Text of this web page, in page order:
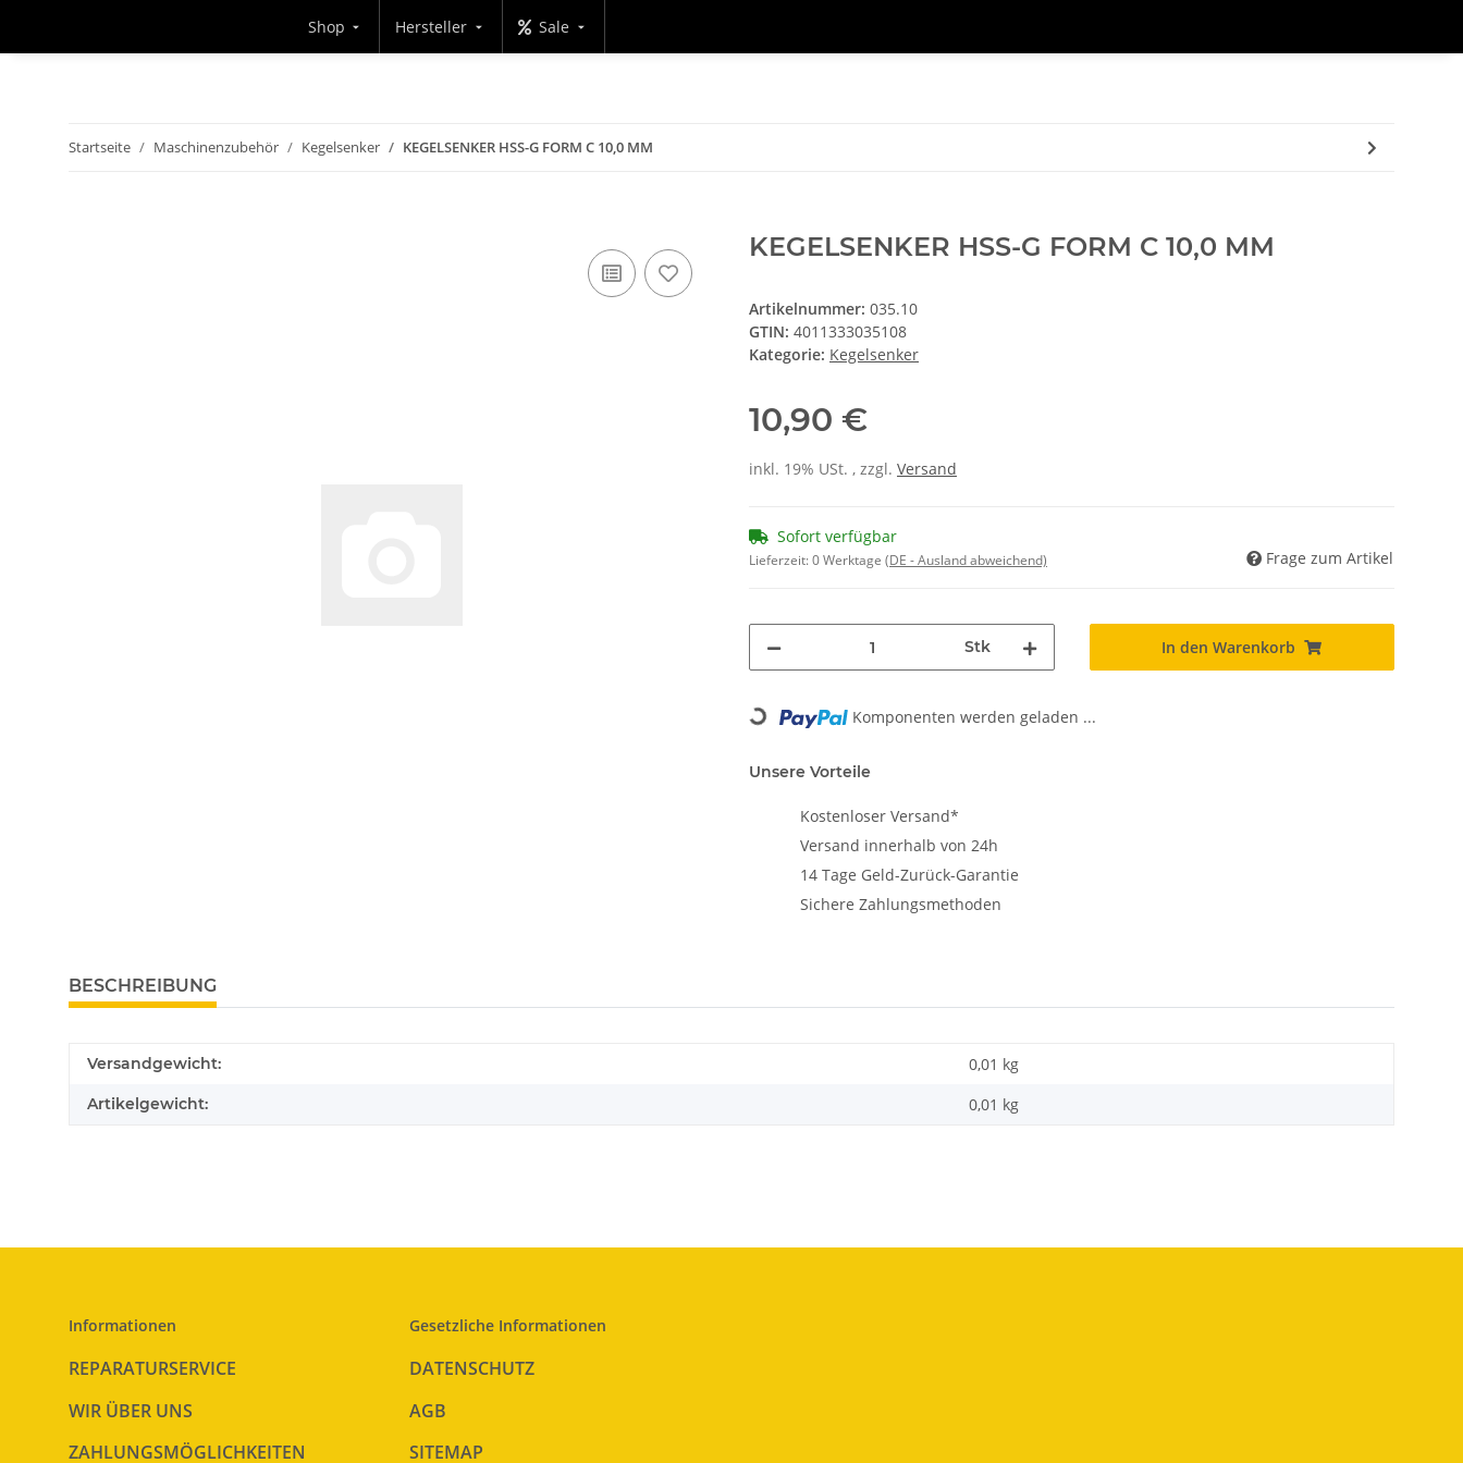
Shop Hersteller Sale
Startseite Maschinenzubehör Kegelsenker KEGELSENKER HSS-G FORM C 10,0 MM
KEGELSENKER HSS-G FORM C 10,0 MM
Artikelnummer: 035.10
GTIN: 4011333035108
Kategorie: Kegelsenker
10,90 €
inkl. 19% USt. , zzgl. Versand
Sofort verfügbar
Lieferzeit:0 Werktage (DE - Ausland abweichend) Frage zum Artikel
Stk In den Warenkorb
Loading... Komponenten werden geladen ...
Unsere Vorteile
Kostenloser Versand*
Versand innerhalb von 24h
14 Tage Geld-Zurück-Garantie
Sichere Zahlungsmethoden
BESCHREIBUNG
Versandgewicht: 0,01 kg
Artikelgewicht: 0,01 kg
Informationen
REPARATURSERVICE
WIR ÜBER UNS
ZAHLUNGSMÖGLICHKEITEN
Gesetzliche Informationen
DATENSCHUTZ
AGB
SITEMAP